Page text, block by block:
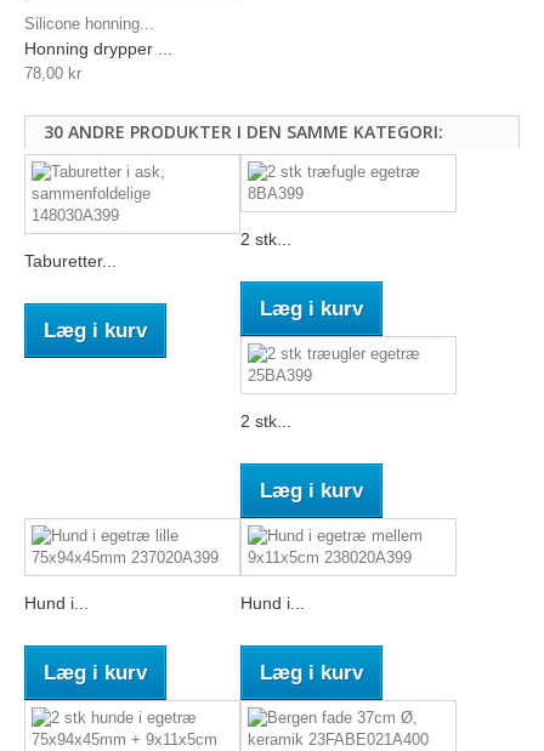
Silicone honning...
Honning drypper ...
78,00 kr
30 ANDRE PRODUKTER I DEN SAMME KATEGORI:
Taburetter...
Læg i kurv
2 stk...
Læg i kurv
2 stk...
Læg i kurv
Hund i...
Læg i kurv
Hund i...
Læg i kurv